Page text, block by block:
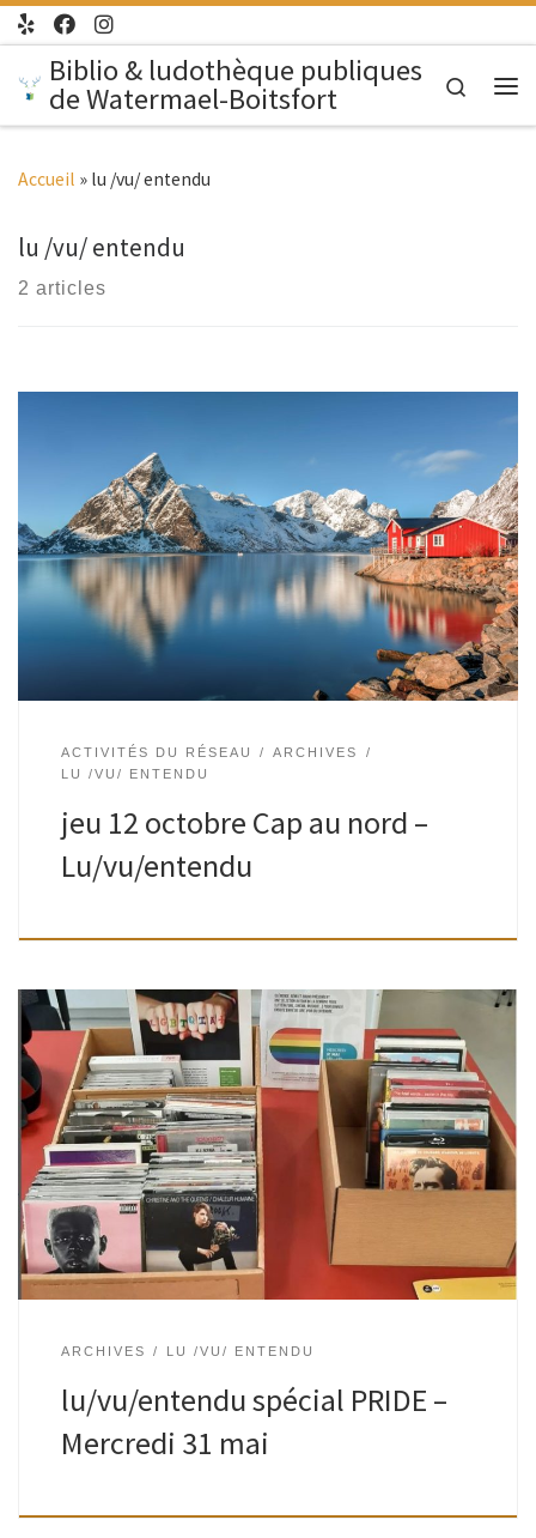
Passer au contenu
Biblio & ludothèque publiques
de Watermael-Boitsfort
Search
Accueil » lu /vu/ entendu
lu /vu/ entendu
2 articles
Venez partager autour de vos auteur·rice·s, artistes,
réalisateur·rice·s du nord favori·te·s avec d’autres
habitant·e·s Le tout autour de boissons tout aussi
septentrionales ! JEUDI 12 OCTOBRE Espace Paul Delvaux –
[…]
ACTIVITÉS DU RÉSEAU
ARCHIVES
LU /VU/ ENTENDU
jeu 12 octobre Cap au nord –
Lu/vu/entendu
Clémence (bibliothèques), Bruno et Remi (Centre culturel)
présentent une sélection de médias autour de la semaine
Pride (littérature, cinéma, musique…) pour donner ensuite
envie de lire, voir ou entendre. et […]
ARCHIVES LU /VU/ ENTENDU
lu/vu/entendu spécial PRIDE –
Mercredi 31 mai